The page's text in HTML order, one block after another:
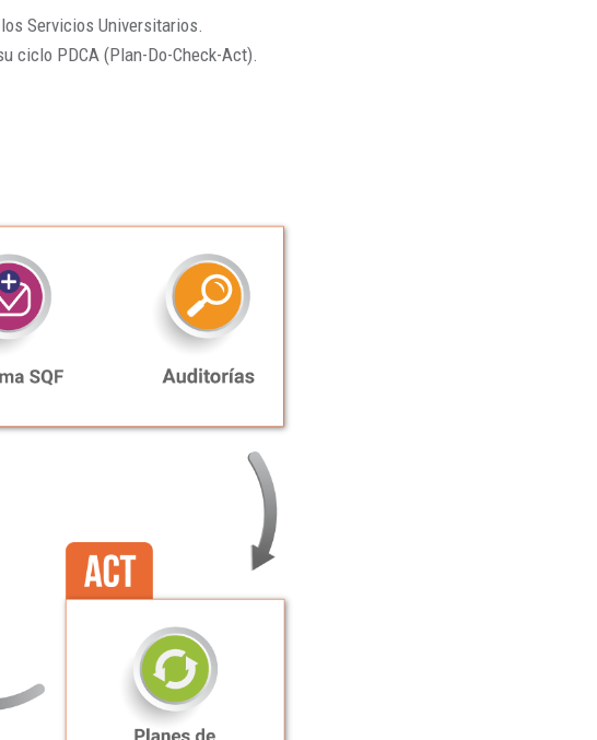
Servicios Universitarios.
ciclo PDCA (Plan-Do-Check-Act).